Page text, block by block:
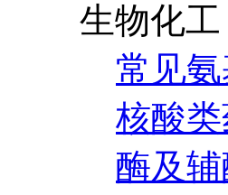
生物化工
常见
核酸
酶及